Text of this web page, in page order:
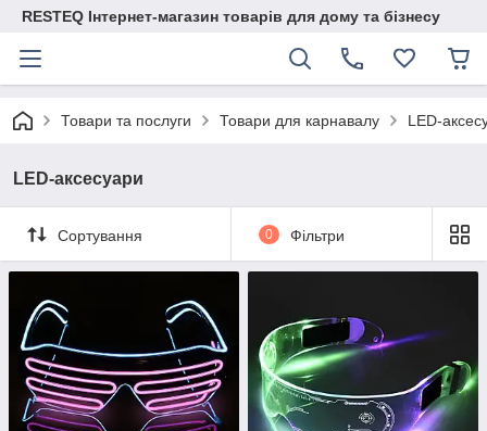
RESTEQ Інтернет-магазин товарів для дому та бізнесу
Товари та послуги Товари для карнавалу LED-
LED-аксесуари
Сортування 0 Фільтри